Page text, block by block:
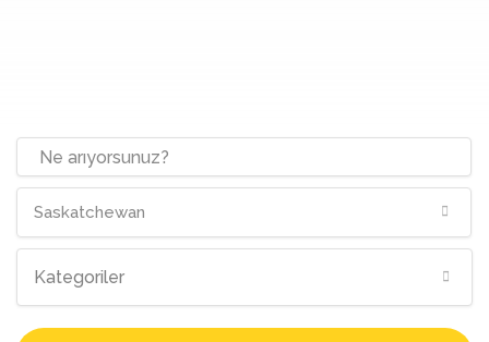
Saskatchewan
Kategoriler